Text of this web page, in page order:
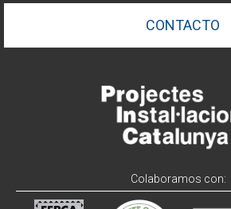
CONTACTO
Colaboramos con: